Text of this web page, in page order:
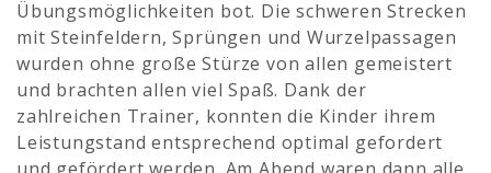
Übungsmöglichkeiten bot. Die schweren Strecken
mit Steinfeldern, Sprüngen und Wurzelpassagen
wurden ohne große Stürze von allen gemeistert
und brachten allen viel Spaß. Dank der
zahlreichen Trainer, konnten die Kinder ihrem
Leistungstand entsprechend optimal gefordert